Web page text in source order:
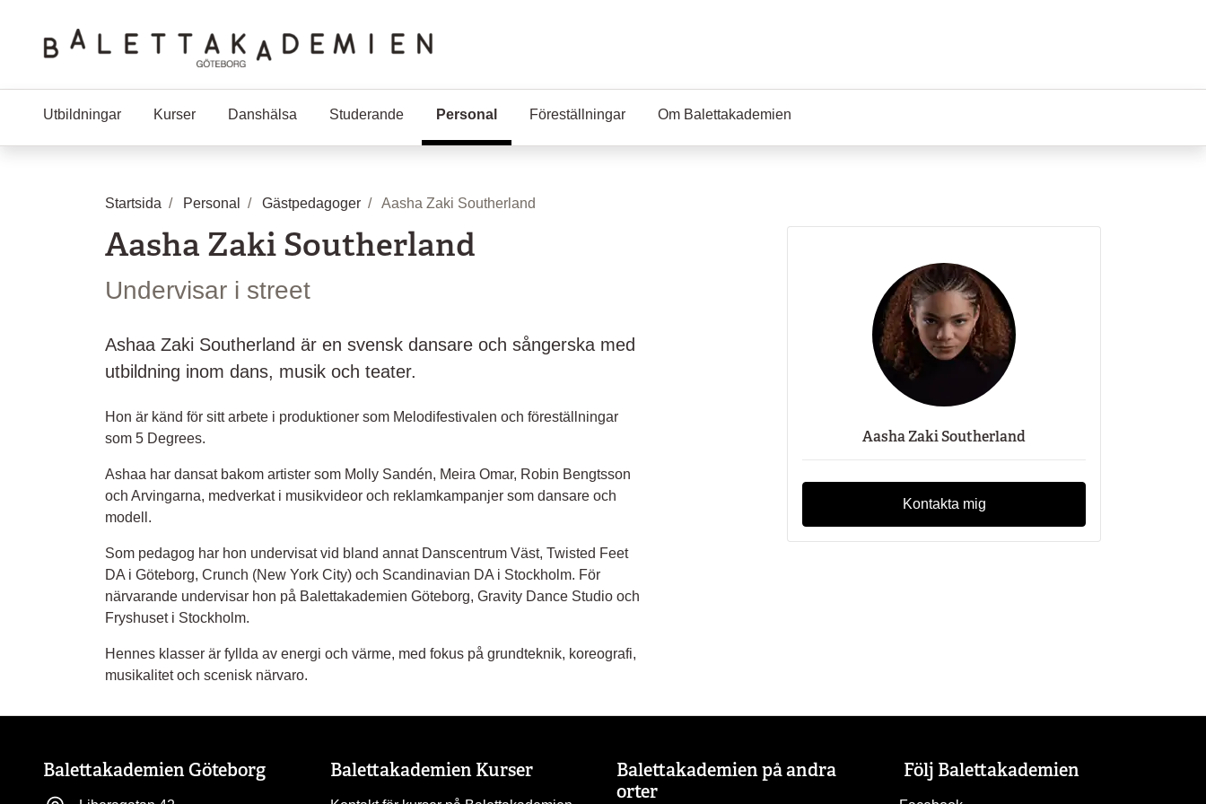
Utbildningar Kurser Danshälsa Studerande Personal (Aktuell sida)
Föreställningar Om Balettakademien
Startsida Personal Gästpedagoger Aasha Zaki Southerland
Aasha Zaki Southerland
Undervisar i street
Ashaa Zaki Southerland är en svensk dansare och sångerska med
utbildning inom dans, musik och teater.
Hon är känd för sitt arbete i produktioner som Melodifestivalen och föreställningar
som 5 Degrees.
Ashaa har dansat bakom artister som Molly Sandén, Meira Omar, Robin Bengtsson
och Arvingarna, medverkat i musikvideor och reklamkampanjer som dansare och
modell.
Som pedagog har hon undervisat vid bland annat Danscentrum Väst, Twisted Feet
DA i Göteborg, Crunch (New York City) och Scandinavian DA i Stockholm. För
närvarande undervisar hon på Balettakademien Göteborg, Gravity Dance Studio och
Fryshuset i Stockholm.
Hennes klasser är fyllda av energi och värme, med fokus på grundteknik, koreografi,
musikalitet och scenisk närvaro.
Aasha Zaki Southerland
Kontakta mig
Balettakademien Göteborg Balettakademien Kurser
Balettakademien på andra
orter
Följ Balettakademien